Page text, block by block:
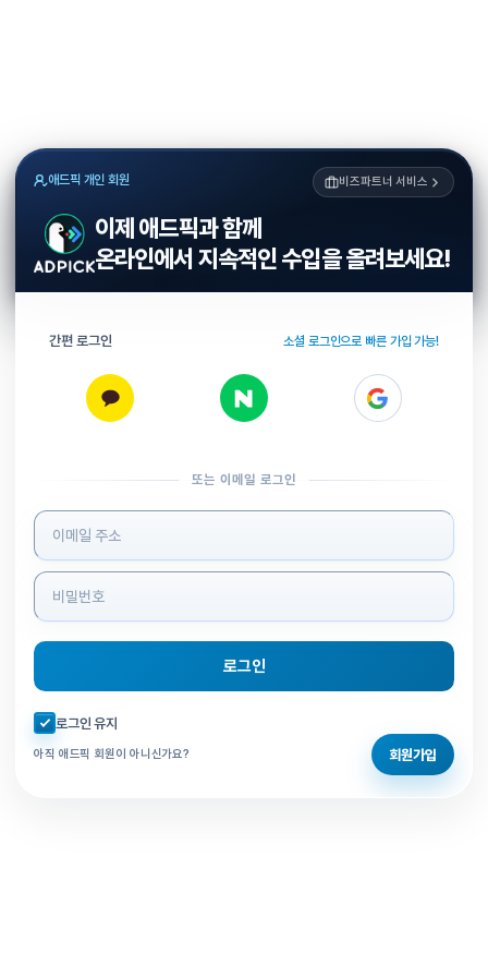
애드픽 개인 회원 비즈파트너 서비스
이제 애드픽과 함께
온라인에서 지속적인 수입을 올려보세요!
간편 로그인 소셜 로그인으로 빠른 가입 가능!
또는 이메일 로그인
로그인 정보 입력
로그인
자동로그인 체크
로그인 유지
아직 애드픽 회원이 아니신가요? 회원가입